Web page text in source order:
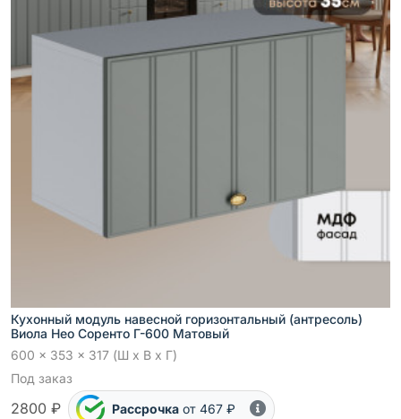
Кухонный модуль навесной горизонтальный (антресоль)
Виола Нео Соренто Г-600 Матовый
600 x 353 x 317 (Ш x В x Г)
Под заказ
2800 ₽ Рассрочка от 467 ₽